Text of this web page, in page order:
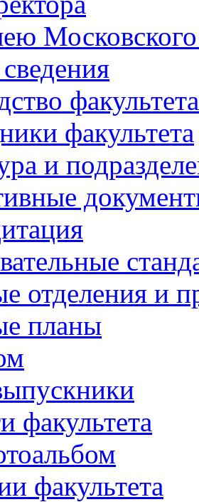
Московского
факультета
факультета
и
отделения и
планы
факультета
факультета